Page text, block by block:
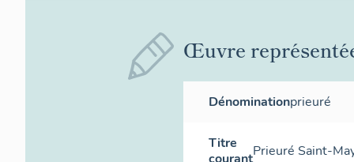
Œuvre
Dénominationprieuré
Titre
Prieuré Saint-